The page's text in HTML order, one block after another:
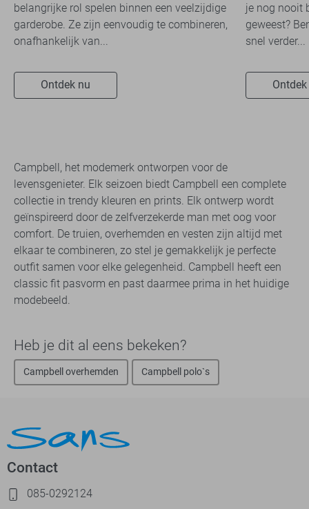
belangrijke rol spelen binnen een veelzijdige
garderobe. Ze zijn eenvoudig te combineren,
onafhankelijk van...
Ontdek nu
je nog nooit
geweest?
snel verder...
Campbell, het modemerk ontworpen voor de
levensgenieter. Elk seizoen biedt Campbell een complete
collectie in trendy kleuren en prints. Elk ontwerp wordt
geïnspireerd door de zelfverzekerde man met oog voor
comfort. De truien, overhemden en vesten zijn altijd met
elkaar te combineren, zo stel je gemakkelijk je perfecte
outfit samen voor elke gelegenheid. Campbell heeft een
classic fit pasvorm en past daarmee prima in het huidige
modebeeld.
Heb je dit al eens bekeken?
Campbell overhemden Campbell polo`s
Contact
085-0292124